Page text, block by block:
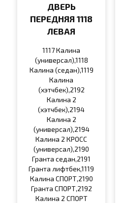
ДВЕРЬ
ПЕРЕДНЯЯ 1118
ЛЕВАЯ
1117 Калина
(универсал),1118
Калина (седан),1119
Калина
(хэтчбек),2192
Калина 2
(хэтчбек),2194
Калина 2
(универсал),2194
Калина 2 КРОСС
(универсал),2190
Гранта седан,2191
Гранта лифтбек,1119
Калина СПОРТ,2190
Гранта СПОРТ,2192
Калина 2 СПОРТ